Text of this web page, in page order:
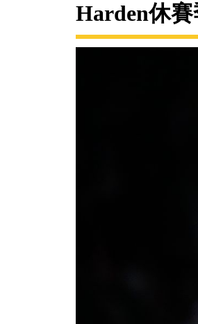
Harden休